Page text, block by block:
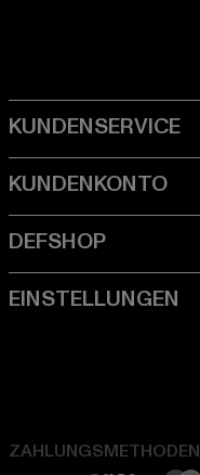
ZAHLUNGSMETHODEN